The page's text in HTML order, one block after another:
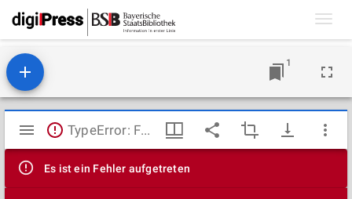
1
Mirador
Viewer
TypeError: Failed to fetch
Es ist ein Fehler aufgetreten